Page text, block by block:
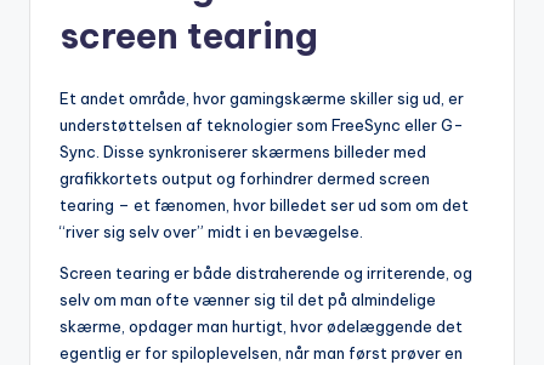
screen tearing
Et andet område, hvor gamingskærme skiller sig ud, er
understøttelsen af teknologier som FreeSync eller G-
Sync. Disse synkroniserer skærmens billeder med
grafikkortets output og forhindrer dermed screen
tearing – et fænomen, hvor billedet ser ud som om det
“river sig selv over” midt i en bevægelse.
Screen tearing er både distraherende og irriterende, og
selv om man ofte vænner sig til det på almindelige
skærme, opdager man hurtigt, hvor ødelæggende det
egentlig er for spiloplevelsen, når man først prøver en